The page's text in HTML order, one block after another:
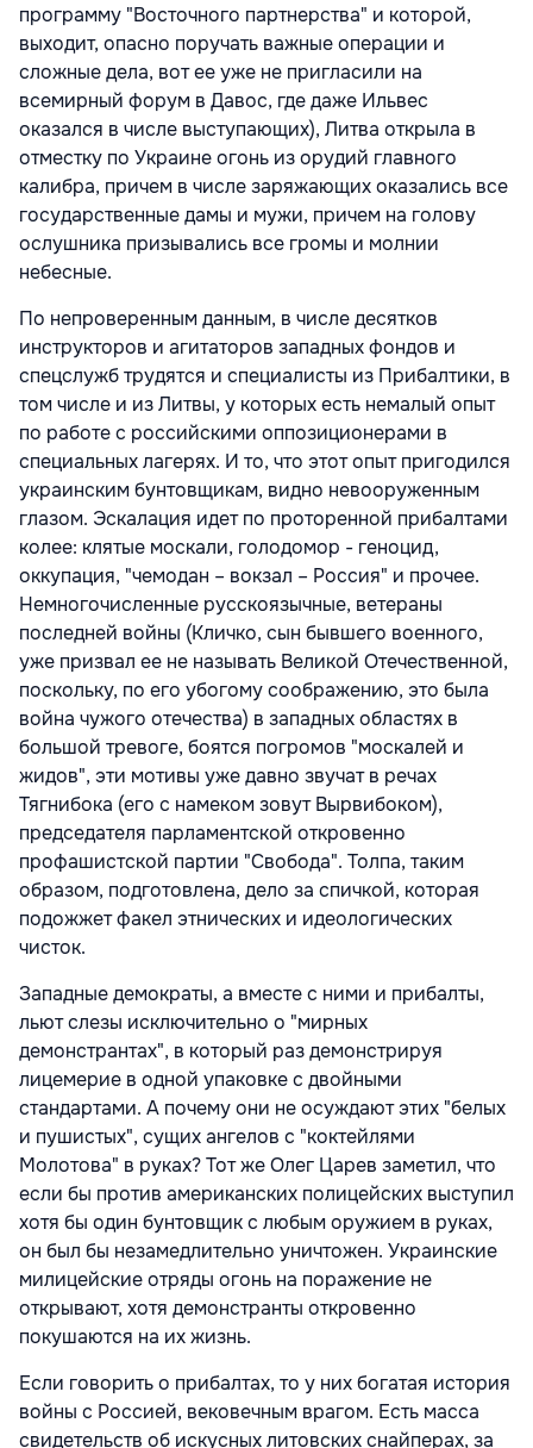
программу "Восточного партнерства" и которой,
выходит, опасно поручать важные операции и
сложные дела, вот ее уже не пригласили на
всемирный форум в Давос, где даже Ильвес
оказался в числе выступающих), Литва открыла в
отместку по Украине огонь из орудий главного
калибра, причем в числе заряжающих оказались все
государственные дамы и мужи, причем на голову
ослушника призывались все громы и молнии
небесные.
По непроверенным данным, в числе десятков
инструкторов и агитаторов западных фондов и
спецслужб трудятся и специалисты из Прибалтики, в
том числе и из Литвы, у которых есть немалый опыт
по работе с российскими оппозиционерами в
специальных лагерях. И то, что этот опыт пригодился
украинским бунтовщикам, видно невооруженным
глазом. Эскалация идет по проторенной прибалтами
колее: клятые москали, голодомор - геноцид,
оккупация, "чемодан – вокзал – Россия" и прочее.
Немногочисленные русскоязычные, ветераны
последней войны (Кличко, сын бывшего военного,
уже призвал ее не называть Великой Отечественной,
поскольку, по его убогому соображению, это была
война чужого отечества) в западных областях в
большой тревоге, боятся погромов "москалей и
жидов", эти мотивы уже давно звучат в речах
Тягнибока (его с намеком зовут Вырвибоком),
председателя парламентской откровенно
профашистской партии "Свобода". Толпа, таким
образом, подготовлена, дело за спичкой, которая
подожжет факел этнических и идеологических
чисток.
Западные демократы, а вместе с ними и прибалты,
льют слезы исключительно о "мирных
демонстрантах", в который раз демонстрируя
лицемерие в одной упаковке с двойными
стандартами. А почему они не осуждают этих "белых
и пушистых", сущих ангелов с "коктейлями
Молотова" в руках? Тот же Олег Царев заметил, что
если бы против американских полицейских выступил
хотя бы один бунтовщик с любым оружием в руках,
он был бы незамедлительно уничтожен. Украинские
милицейские отряды огонь на поражение не
открывают, хотя демонстранты откровенно
покушаются на их жизнь.
Если говорить о прибалтах, то у них богатая история
войны с Россией, вековечным врагом. Есть масса
свидетельств об искусных литовских снайперах, за